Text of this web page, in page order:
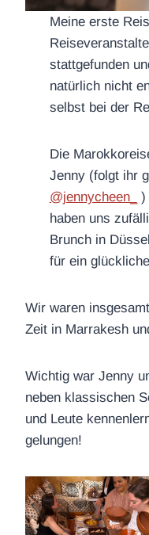
Meine erste
stattgefunden
natürlich nicht
selbst bei der
Die
Jenny (folgt ihr
@jennycheen_
)
haben uns
Brunch in
für ein
Wir waren
Zeit in Marrakesh
Wichtig war Jenny
neben klassischen
und Leute
gelungen!